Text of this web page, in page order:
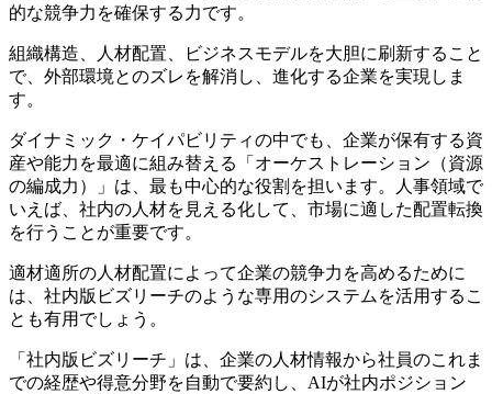
的な競争力を確保する力です。
組織構造、人材配置、ビジネスモデルを大胆に刷新すること
で、外部環境とのズレを解消し、進化する企業を実現しま
す。
ダイナミック・ケイパビリティの中でも、企業が保有する資
産や能力を最適に組み替える「オーケストレーション（資源
の編成力）」は、最も中心的な役割を担います。人事領域で
いえば、社内の人材を見える化して、市場に適した配置転換
を行うことが重要です。
適材適所の人材配置によって企業の競争力を高めるために
は、社内版ビズリーチのような専用のシステムを活用するこ
とも有用でしょう。
「社内版ビズリーチ」は、企業の人材情報から社員のこれま
での経歴や得意分野を自動で要約し、AIが社内ポジション